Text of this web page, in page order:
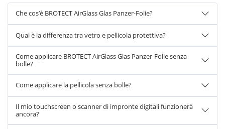
Che cos’è BROTECT AirGlass Glas Panzer-Folie?
Qual è la differenza tra vetro e pellicola protettiva?
Come applicare BROTECT AirGlass Glas Panzer-Folie senza
bolle?
Come applicare la pellicola senza bolle?
Il mio touchscreen o scanner di impronte digitali funzionerà
ancora?